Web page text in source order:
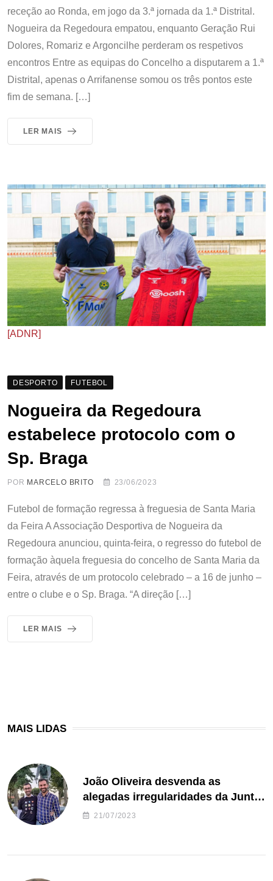
receção ao Ronda, em jogo da 3.ª jornada da 1.ª Distrital.
Nogueira da Regedoura empatou, enquanto Geração Rui
Dolores, Romariz e Argoncilhe perderam os respetivos
encontros Entre as equipas do Concelho a disputarem a 1.ª
Distrital, apenas o Arrifanense somou os três pontos este
fim de semana. […]
LER MAIS
[ADNR]
DESPORTO FUTEBOL
Nogueira da Regedoura
estabelece protocolo com o
Sp. Braga
POR MARCELO BRITO 23/06/2023
Futebol de formação regressa à freguesia de Santa Maria
da Feira A Associação Desportiva de Nogueira da
Regedoura anunciou, quinta-feira, o regresso do futebol de
formação àquela freguesia do concelho de Santa Maria da
Feira, através de um protocolo celebrado – a 16 de junho –
entre o clube e o Sp. Braga. “A direção […]
LER MAIS
MAIS LIDAS
João Oliveira desvenda as
alegadas irregularidades da Junta
de Freguesia S. João de Ver
21/07/2023